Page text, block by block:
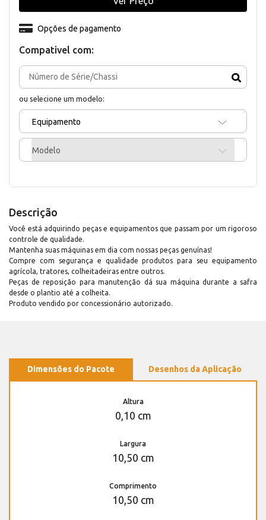
Compativel com:
ou selecione um modelo:
Equipamento
Modelo
Opções de pagamento
Descrição
Você está adquirindo peças e equipamentos que passam por um rigoroso
controle de qualidade.
Mantenha suas máquinas em dia com nossas peças genuínas!
Compre com segurança e qualidade produtos para seu equipamento
agrícola, tratores, colheitadeiras entre outros.
Peças de reposição para manutenção dá sua máquina durante a safra
desde o plantio até a colheita.
Produto vendido por concessionário autorizado.
Dimensões do Pacote Desenhos da Aplicação
Altura
0,10 cm
Largura
10,50 cm
Comprimento
10,50 cm